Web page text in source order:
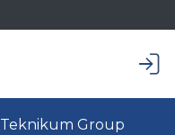
Teknikum Group